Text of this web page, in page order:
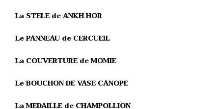
La STELE de ANKH HOR
Le PANNEAU de CERCUEIL
La COUVERTURE de MOMIE
Le BOUCHON DE VASE CANOPE
La MEDAILLE de CHAMPOLLION